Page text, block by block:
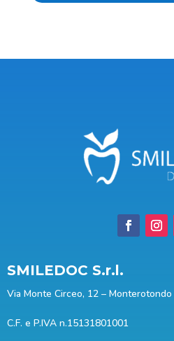
SMILEDOC S.r.l.
Via Monte Circeo, 12 – Monterotondo
C.F. e P.IVA n.15131801001